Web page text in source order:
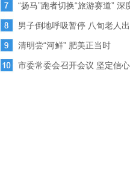
“扬马”跑者切换“旅游赛道” 深
男子倒地呼吸暂停 八旬老人
清明尝“河鲜” 肥美正当时
市委常委会召开会议 坚定信